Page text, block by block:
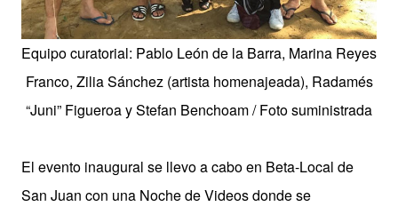
Equipo curatorial: Pablo León de la Barra, Marina Reyes
Franco, Zilia Sánchez (artista homenajeada), Radamés
“Juni” Figueroa y Stefan Benchoam / Foto suministrada
El evento inaugural se llevo a cabo en Beta-Local de
San Juan con una Noche de Videos donde se